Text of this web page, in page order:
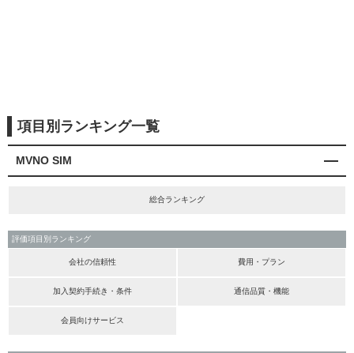
項目別ランキング一覧
MVNO SIM
総合ランキング
評価項目別ランキング
会社の信頼性 費用・プラン
加入契約手続き・条件 通信品質・機能
会員向けサービス